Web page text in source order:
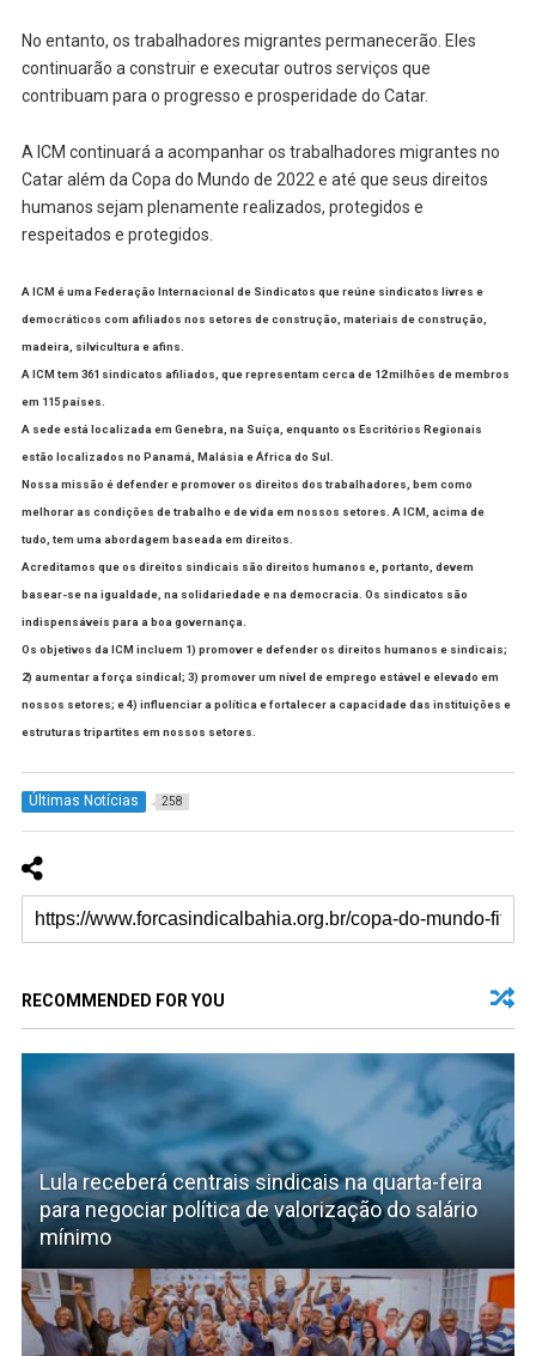
No entanto, os trabalhadores migrantes permanecerão. Eles
continuarão a construir e executar outros serviços que
contribuam para o progresso e prosperidade do Catar.
A ICM continuará a acompanhar os trabalhadores migrantes no
Catar além da Copa do Mundo de 2022 e até que seus direitos
humanos sejam plenamente realizados, protegidos e
respeitados e protegidos.
A ICM é uma Federação Internacional de Sindicatos que reúne sindicatos livres e
democráticos com afiliados nos setores de construção, materiais de construção,
madeira, silvicultura e afins.
A ICM tem 361 sindicatos afiliados, que representam cerca de 12 milhões de membros
em 115 países.
A sede está localizada em Genebra, na Suíça, enquanto os Escritórios Regionais
estão localizados no Panamá, Malásia e África do Sul.
Nossa missão é defender e promover os direitos dos trabalhadores, bem como
melhorar as condições de trabalho e de vida em nossos setores. A ICM, acima de
tudo, tem uma abordagem baseada em direitos.
Acreditamos que os direitos sindicais são direitos humanos e, portanto, devem
basear-se na igualdade, na solidariedade e na democracia. Os sindicatos são
indispensáveis para a boa governança.
Os objetivos da ICM incluem 1) promover e defender os direitos humanos e sindicais;
2) aumentar a força sindical; 3) promover um nível de emprego estável e elevado em
nossos setores; e 4) influenciar a política e fortalecer a capacidade das instituições e
estruturas tripartites em nossos setores.
Últimas Notícias 258
RECOMMENDED FOR YOU
Lula receberá centrais sindicais na quarta-feira
para negociar política de valorização do salário
mínimo